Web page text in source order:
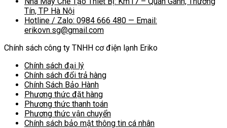
Tín, TP Hà Nội
Hotline / Zalo: 0984 666 480 — Email:
erikovn.sg@gmail.com
Chính sách công ty TNHH cơ điện lạnh Eriko
Chính sách đại lý
Chính sách đổi trả hàng
Chính Sách Bảo Hành
Phương thức đặt hàng
Phương thức thanh toán
Phương thức vận chuyển
Chính sách bảo mật thông tin cá nhân